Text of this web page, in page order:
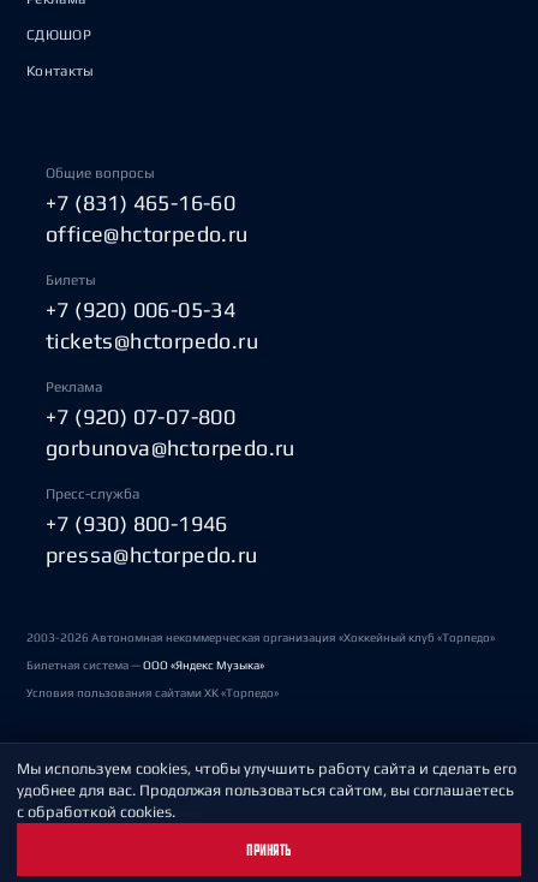
СДЮШОР
Контакты
Общие вопросы
+7 (831) 465-16-60
office@hctorpedo.ru
Билеты
+7 (920) 006-05-34
tickets@hctorpedo.ru
Реклама
+7 (920) 07-07-800
gorbunova@hctorpedo.ru
Пресс-служба
+7 (930) 800-1946
pressa@hctorpedo.ru
2003-2026 Автономная некоммерческая организация «Хоккейный клуб «Торпедо»
Билетная система —ООО «Яндекс Музыка»
Условия пользования сайтами ХК «Торпедо»
Политика обработки персональных данных
Пользовательское соглашение
Мы используем cookies, чтобы улучшить работу сайта и сделать его
удобнее для вас. Продолжая пользоваться сайтом, вы соглашаетесь
с обработкой cookies.
ПРИНЯТЬ